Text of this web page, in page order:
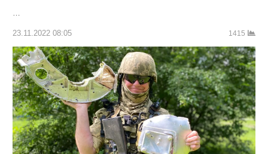
23.11.2022 08:05 1415